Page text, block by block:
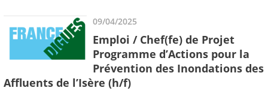
09/04/2025
Emploi / Chef(fe) de Projet
Programme d’Actions pour la
Prévention des Inondations des
Affluents de l’Isère (h/f)